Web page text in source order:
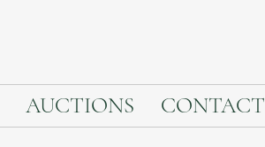
AUCTIONS CONTACT